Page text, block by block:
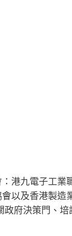
港九電子工
以及香港製
府決策門、